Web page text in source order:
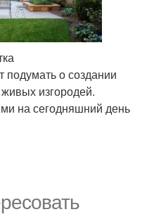
подумать о создании
изгородей.
на сегодняшний день